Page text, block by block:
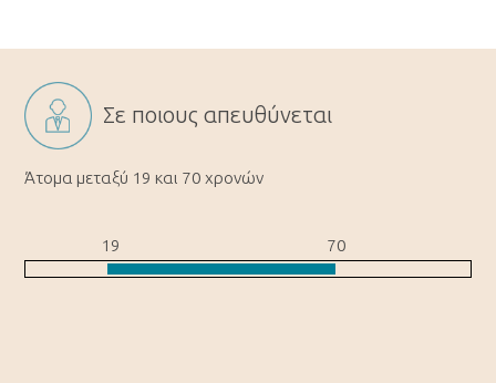
Σε ποιους απευθύνεται
Άτομα μεταξύ 19 και 70 χρονών
19 70